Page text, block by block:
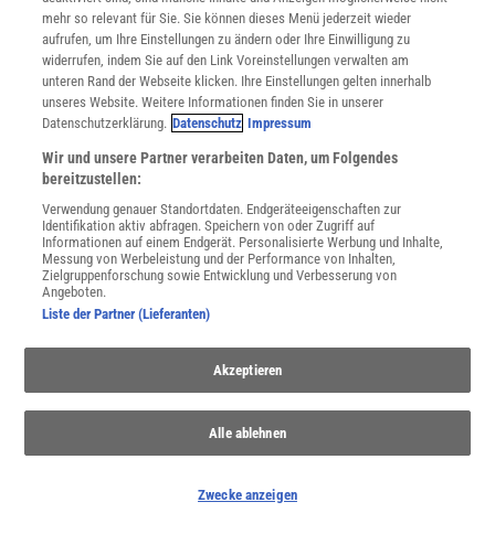
WEITERE NEUERSCHEINUNGEN SPEKTRUM SHOP
Spektrum.de-Newsletter abonnieren
JETZT ANMELDEN!
Sie können unsere Newsletter jederzeit wieder abbestellen. Infos zu unserem Umgang
mit Ihren personenbezogenen Daten finden Sie in unserer
SERVICES
mehr so relevant für Sie. Sie können dieses Menü jederzeit wieder
aufrufen, um Ihre Einstellungen zu ändern oder Ihre Einwilligung zu
widerrufen, indem Sie auf den Link Voreinstellungen verwalten am
unteren Rand der Webseite klicken. Ihre Einstellungen gelten innerhalb
unseres Website. Weitere Informationen finden Sie in unserer
Datenschutzerklärung. Datenschutz Impressum
Wir und unsere Partner verarbeiten Daten, um Folgendes
bereitzustellen:
Verwendung genauer Standortdaten. Endgeräteeigenschaften zur
Identifikation aktiv abfragen. Speichern von oder Zugriff auf
Informationen auf einem Endgerät. Personalisierte Werbung und Inhalte,
Messung von Werbeleistung und der Performance von Inhalten,
Zielgruppenforschung sowie Entwicklung und Verbesserung von
Angeboten.
Liste der Partner (Lieferanten)
Akzeptieren
Alle ablehnen
Zwecke anzeigen